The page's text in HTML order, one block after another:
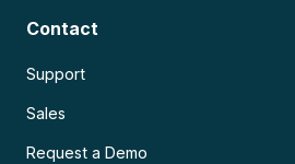
Contact
Support
Sales
Request a Demo